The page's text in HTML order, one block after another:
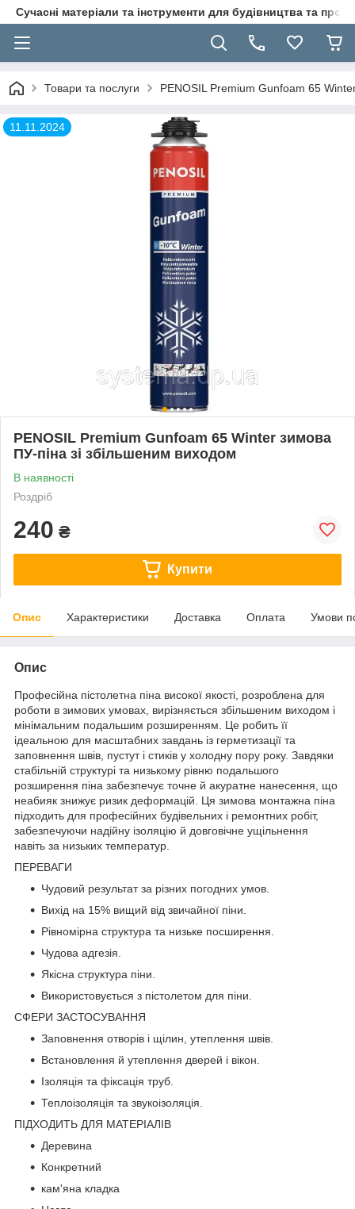
Сучасні матеріали та інструменти для будівництва та
Товари та послуги PENOSIL Premium Gunfoam 65
11.11.2024
PENOSIL Premium Gunfoam 65 Winter зимова
ПУ-піна зі збільшеним виходом
В наявності
Роздріб
240 ₴
Купити
Опис Характеристики Доставка Оплата Умови
Опис
Професійна пістолетна піна високої якості, розроблена для
роботи в зимових умовах, вирізняється збільшеним виходом і
мінімальним подальшим розширенням. Це робить її
ідеальною для масштабних завдань із герметизації та
заповнення швів, пустут і стиків у холодну пору року. Завдяки
стабільній структурі та низькому рівню подальшого
розширення піна забезпечує точне й акуратне нанесення, що
неабияк знижує ризик деформацій. Ця зимова монтажна піна
підходить для професійних будівельних і ремонтних робіт,
забезпечуючи надійну ізоляцію й довговічне ущільнення
навіть за низьких температур.
ПЕРЕВАГИ
Чудовий результат за різних погодних умов.
Вихід на 15% вищий від звичайної піни.
Рівномірна структура та низьке посширення.
Чудова адгезія.
Якісна структура піни.
Використовується з пістолетом для піни.
СФЕРИ ЗАСТОСУВАННЯ
Заповнення отворів і щілин, утеплення швів.
Встановлення й утеплення дверей і вікон.
Ізоляція та фіксація труб.
Теплоізоляція та звукоізоляція.
ПІДХОДИТЬ ДЛЯ МАТЕРІАЛІВ
Деревина
Конкретний
кам'яна кладка